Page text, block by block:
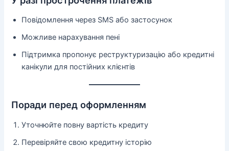
Повідомлення через SMS або застосунок
Можливе нарахування пені
Підтримка пропонує реструктуризацію або кредитні
канікули для постійних клієнтів
Поради перед оформленням
Уточнюйте повну вартість кредиту
Перевіряйте свою кредитну історію